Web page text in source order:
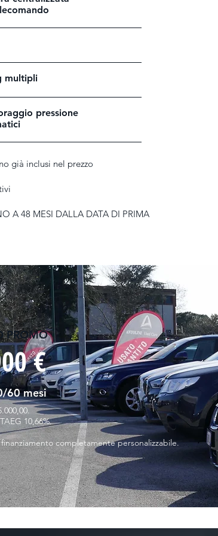
multipli
pressione
già inclusi nel prezzo
A 48 MESI DALLA DATA DI PRIMA
PROMO
€
60 mesi
10,66%.
completamente personalizzabile.